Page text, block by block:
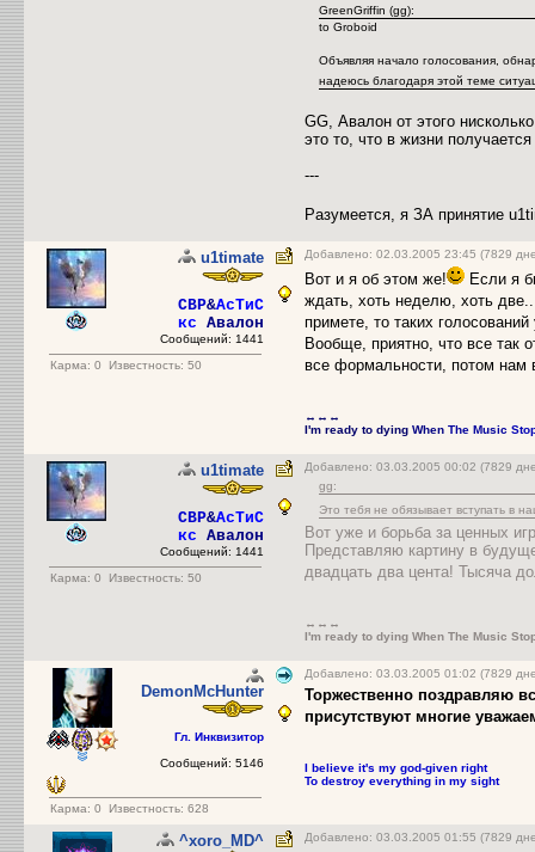
GreenGriffin (gg):
to Groboid
Объявляя начало голосования,
надеюсь благодаря этой теме
GG, Авалон от этого
это то, что в жизни
---
Разумеется, я ЗА принятие
u1timate
CBP&АсТиС
кс Авалон
Сообщений: 1441
Карма: 0 Известность: 50
Добавлено: 02.03.2005 23:45 (7829
Вот и я об этом же!
Если я
ждать, хоть неделю, хоть
примете, то таких
Вообще, приятно, что все так
все формальности, потом нам
↔↔↔
I'm ready to dying When The Music
u1timate
CBP&АсТиС
кс Авалон
Сообщений: 1441
Карма: 0 Известность: 50
Добавлено: 03.03.2005 00:02 (7829
gg:
Это тебя не обязывает вступать в
Вот уже и борьба за ценных
Представляю картину в
двадцать два цента! Тысяча
↔↔↔
I'm ready to dying When The Music
DemonMcHunter
Гл. Инквизитор
Сообщений: 5146
Карма: 0 Известность: 628
Добавлено: 03.03.2005 01:02 (7829
Торжественно поздравляю
присутствуют многие
I believe it's my god-given right
To destroy everything in my sight
^xoro_MD^ Добавлено: 03.03.2005 01:55 (7829